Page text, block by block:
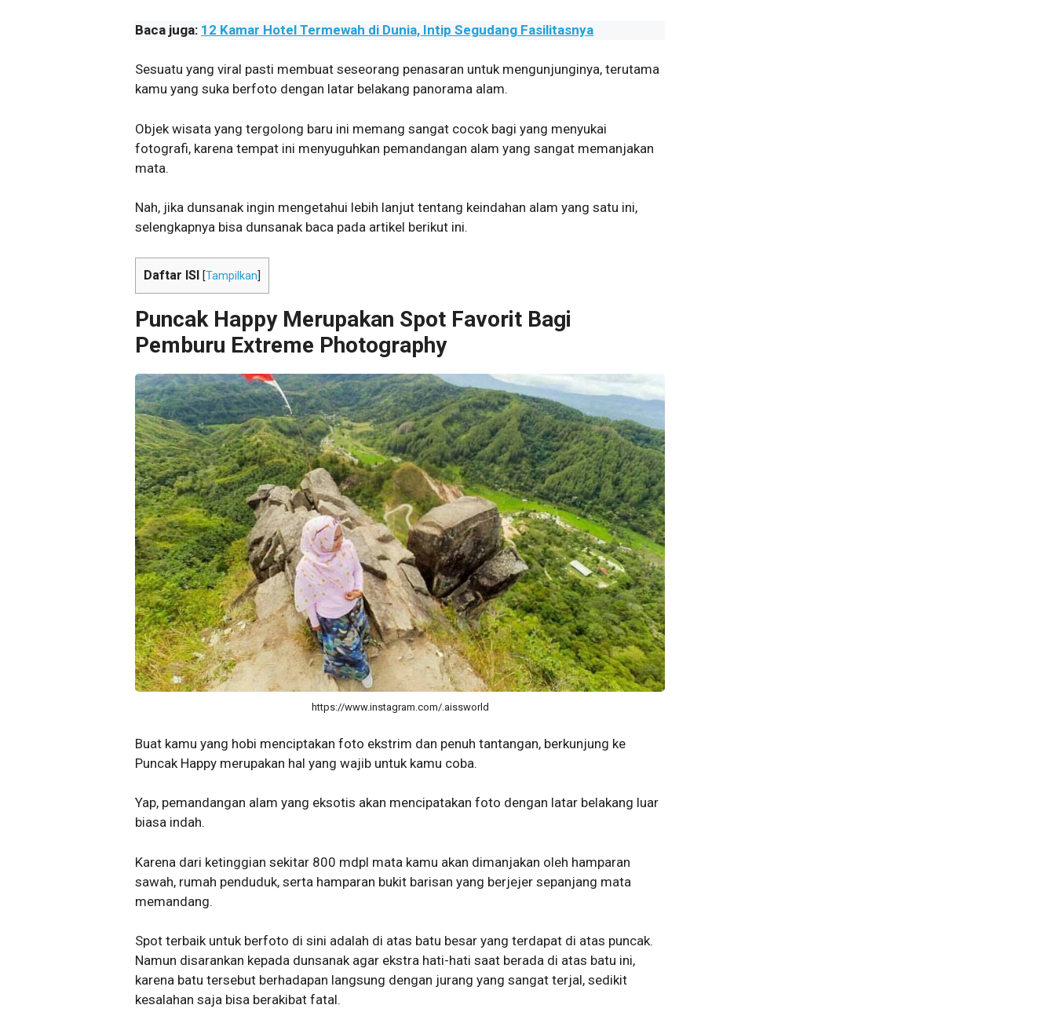
Baca juga: 12 Kamar Hotel Termewah di Dunia, Intip Segudang Fasilitasnya
Sesuatu yang viral pasti membuat seseorang penasaran untuk mengunjunginya, terutama
kamu yang suka berfoto dengan latar belakang panorama alam.
Objek wisata yang tergolong baru ini memang sangat cocok bagi yang menyukai
fotografi, karena tempat ini menyuguhkan pemandangan alam yang sangat memanjakan
mata.
Nah, jika dunsanak ingin mengetahui lebih lanjut tentang keindahan alam yang satu ini,
selengkapnya bisa dunsanak baca pada artikel berikut ini.
Daftar ISI [Tampilkan
Puncak Happy Merupakan Spot Favorit Bagi
Pemburu Extreme Photography
https://www.instagram.com/.aissworld
Buat kamu yang hobi menciptakan foto ekstrim dan penuh tantangan, berkunjung ke
Puncak Happy merupakan hal yang wajib untuk kamu coba.
Yap, pemandangan alam yang eksotis akan mencipatakan foto dengan latar belakang luar
biasa indah.
Karena dari ketinggian sekitar 800 mdpl mata kamu akan dimanjakan oleh hamparan
sawah, rumah penduduk, serta hamparan bukit barisan yang berjejer sepanjang mata
memandang.
Spot terbaik untuk berfoto di sini adalah di atas batu besar yang terdapat di atas puncak.
Namun disarankan kepada dunsanak agar ekstra hati-hati saat berada di atas batu ini,
karena batu tersebut berhadapan langsung dengan jurang yang sangat terjal, sedikit
kesalahan saja bisa berakibat fatal.